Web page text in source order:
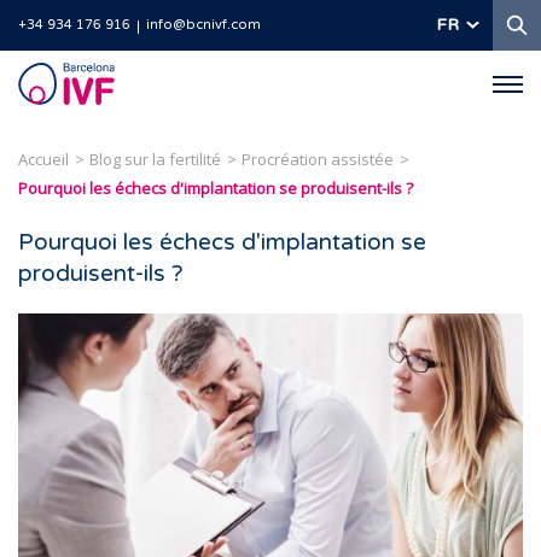
+34 934 176 916 info@bcnivf.com FR
Barcelona
IVF
Accueil Blog sur la fertilité
Procréation assistée
Pourquoi les échecs d'implantation se produisent-ils ?
Pourquoi les échecs d'implantation se
produisent-ils ?